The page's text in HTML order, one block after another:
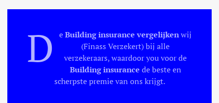
D eBuilding insurance vergelijkenwij
(Finass Verzekert) bij alle
verzekeraars, waardoor you voor de
Building insurance de beste en
scherpste premie van ons krijgt.